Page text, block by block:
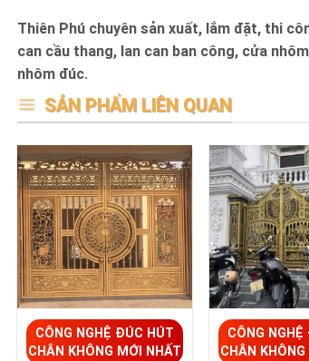
Thiên Phú chuyên sản xuất, lắm đặt, thi
can cầu thang, lan can ban công, cửa
nhôm đúc.
SẢN PHẨM LIÊN QUAN
CÔNG NGHỆ ĐÚC HÚT
CHÂN KHÔNG MỚI NHẤT
CÔNG
CHÂN